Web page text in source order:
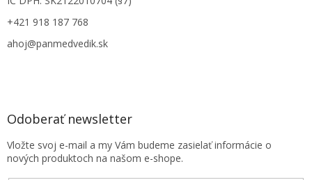
+421 918 187 768
ahoj@panmedvedik.sk
Odoberať newsletter
Vložte svoj e-mail a my Vám budeme zasielať informácie o
nových produktoch na našom e-shope.